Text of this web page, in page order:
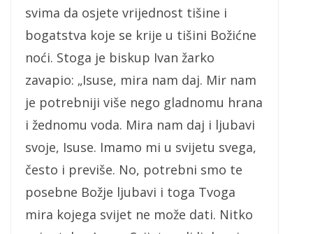
svima da osjete vrijednost tišine i
bogatstva koje se krije u tišini Božićne
noći. Stoga je biskup Ivan žarko
zavapio: „Isuse, mira nam daj. Mir nam
je potrebniji više nego gladnomu hrana
i žednomu voda. Mira nam daj i ljubavi
svoje, Isuse. Imamo mi u svijetu svega,
često i previše. No, potrebni smo te
posebne Božje ljubavi i toga Tvoga
mira kojega svijet ne može dati. Nitko